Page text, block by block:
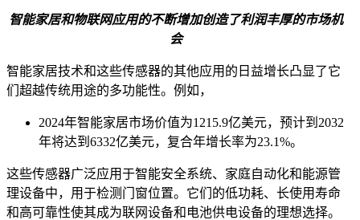
智能家居和物联网应用的不断增加创造了利润丰厚的市场机
会
智能家居技术和这些传感器的其他应用的日益增长凸显了它
们超越传统用途的多功能性。例如，
2024年智能家居市场价值为1215.9亿美元，预计到2032
年将达到6332亿美元，复合年增长率为23.1%。
这些传感器广泛应用于智能安全系统、家庭自动化和能源管
理设备中，用于检测门窗位置。它们的低功耗、长使用寿命
和高可靠性使其成为联网设备和电池供电设备的理想选择。